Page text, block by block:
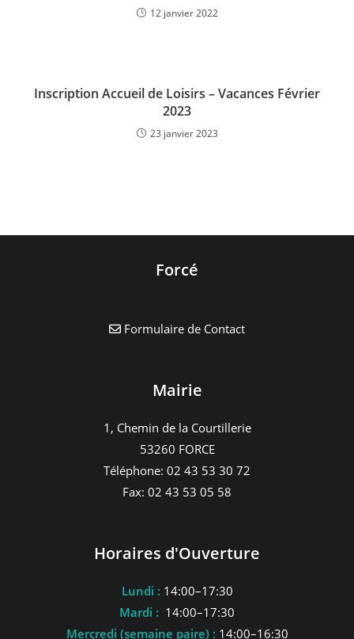
12 janvier 2022
Inscription Accueil de Loisirs – Vacances Février
2023
23 janvier 2023
Forcé
Formulaire de Contact
Mairie
1, Chemin de la Courtillerie
53260 FORCE
Téléphone: 02 43 53 30 72
Fax: 02 43 53 05 58
Horaires d'Ouverture
Lundi : 14:00–17:30
Mardi : 14:00–17:30
Mercredi (semaine paire) : 14:00–16:30